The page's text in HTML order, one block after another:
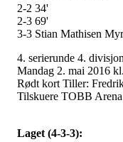
2-2 34'
2-3 69'
3-3 Stian Mathisen
4. serierunde 4.
Mandag 2. mai 2016
Rødt kort Tiller:
Tilskuere TOBB
Laget (4-3-3):